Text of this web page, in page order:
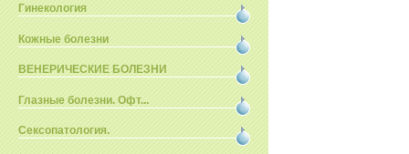
Гинекология
Кожные болезни
ВЕНЕРИЧЕСКИЕ БОЛЕЗНИ
Глазные болезни. Офт...
Сексопатология.